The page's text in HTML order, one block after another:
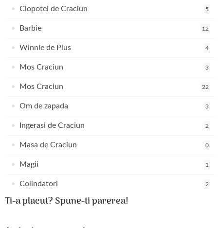
Clopotei de Craciun 5
Barbie 12
Winnie de Plus 4
Mos Craciun 3
Mos Craciun 22
Om de zapada 3
Ingerasi de Craciun 2
Masa de Craciun 0
Magii 1
Colindatori 2
Ti-a placut? Spune-ti parerea!